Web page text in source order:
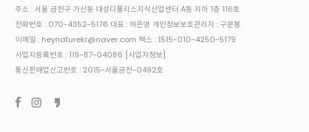
주소 : 서울 금천구 가산동 대성디폴리스지식산업센터 A동 지하 1층 116호
전화번호 : 070-4352-5176 대표 : 하은영 개인정보보호관리자 : 구문봉
이메일 : heynaturekr@naver.com 팩스 : 1515-010-4250-5179
사업자등록번호 : 119-87-04086 [사업자정보]
통신판매업신고번호 : 2015-서울금천-0492호